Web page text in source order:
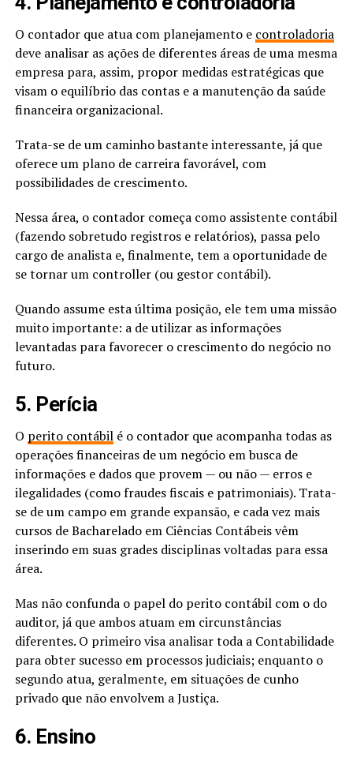
O contador que atua com planejamento e controladoria
deve analisar as ações de diferentes áreas de uma mesma
empresa para, assim, propor medidas estratégicas que
visam o equilíbrio das contas e a manutenção da saúde
financeira organizacional.
Trata-se de um caminho bastante interessante, já que
oferece um plano de carreira favorável, com
possibilidades de crescimento.
Nessa área, o contador começa como assistente contábil
(fazendo sobretudo registros e relatórios), passa pelo
cargo de analista e, finalmente, tem a oportunidade de
se tornar um controller (ou gestor contábil).
Quando assume esta última posição, ele tem uma missão
muito importante: a de utilizar as informações
levantadas para favorecer o crescimento do negócio no
futuro.
5. Perícia
O perito contábilé o contador que acompanha todas as
operações financeiras de um negócio em busca de
informações e dados que provem — ou não — erros e
ilegalidades (como fraudes fiscais e patrimoniais). Trata-
se de um campo em grande expansão, e cada vez mais
cursos de Bacharelado em Ciências Contábeis vêm
inserindo em suas grades disciplinas voltadas para essa
área.
Mas não confunda o papel do perito contábil com o do
auditor, já que ambos atuam em circunstâncias
diferentes. O primeiro visa analisar toda a Contabilidade
para obter sucesso em processos judiciais; enquanto o
segundo atua, geralmente, em situações de cunho
privado que não envolvem a Justiça.
6. Ensino